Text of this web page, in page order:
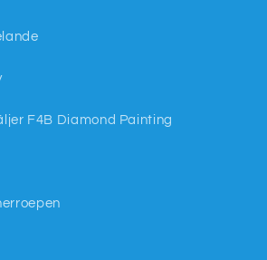
F4B Diamond Painting